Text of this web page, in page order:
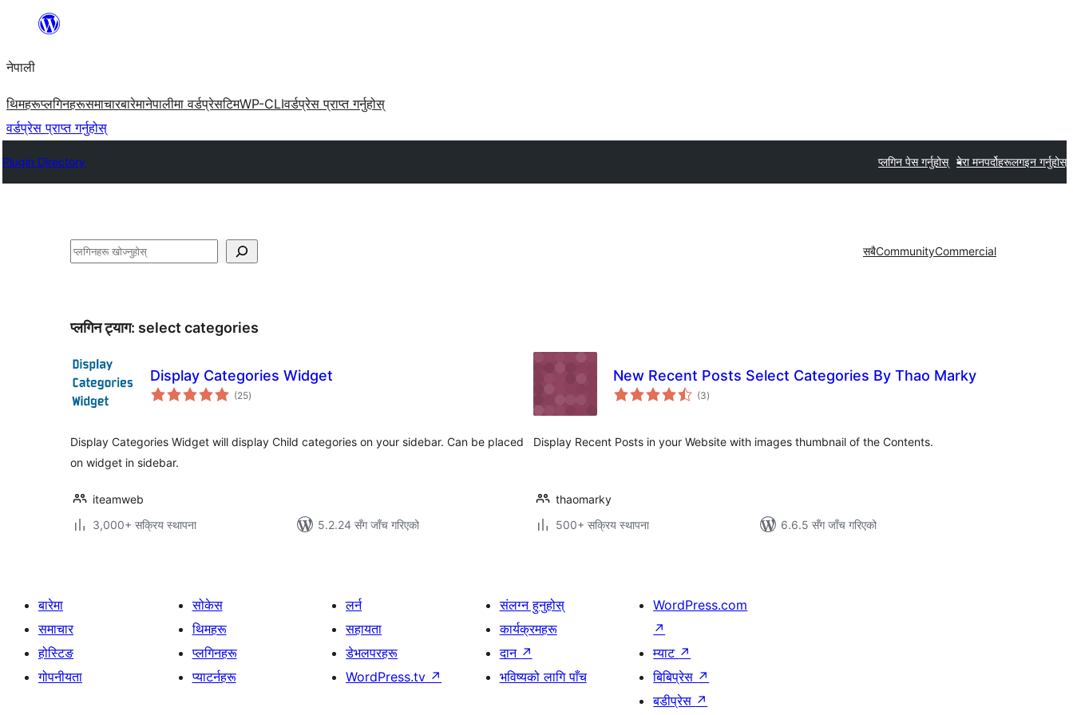
सामग्रीमा
नेपाली
थिमहरूप्लगिनहरूसमाचारबारेमानेपालीमा वर्डप्रेसटिमWP-CLIवर्डप्रेस प्राप्त गर्नुहोस्
वर्डप्रेस प्राप्त गर्नुहोस्
Plugin Directory प्लगिन पेस गर्नुहोस् मेरा मनपर्दोहरूलगइन गर्नुहोस्
खोज्नुहोस् सबैCommunityCommercial
प्लगिन ट्याग: select categories
Display Categories Widget
(25कुल
रेटिङ्गहरू
)
Display Categories Widget will display Child categories on your sidebar. Can be placed
on widget in sidebar.
iteamweb
3,000+ सक्रिय स्थापना
5.2.24 सँग जाँच गरिएको
New Recent Posts Select Categories By Thao Marky
(3कुल
रेटिङ्गहरू
)
Display Recent Posts in your Website with images thumbnail of the Contents.
thaomarky
500+ सक्रिय स्थापना
6.6.5 सँग जाँच गरिएको
बारेमा
समाचार
होस्टिङ
गोपनीयता
सोकेस
थिमहरू
प्लगिनहरू
प्याटर्नहरू
लर्न
सहायता
डेभलपरहरू
WordPress.tv ↗
संलग्न हुनुहोस्
कार्यक्रमहरू
दान ↗
भविष्यको लागि पाँच
WordPress.com
↗
म्याट ↗
बिबिप्रेस ↗
बडीप्रेस ↗